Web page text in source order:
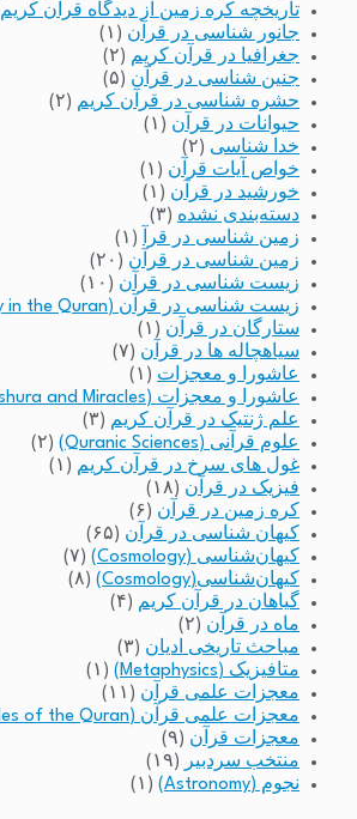
تاریخچه کره زمین از دیدگاه قرآن کریم
جانور شناسی در قرآن (۱)
جغرافیا در قرآن کریم (۲)
جنین شناسی در قرآن (۵)
حشره شناسی در قرآن کریم (۲)
حیوانات در قرآن (۱)
خدا شناسی (۲)
خواص آیات قرآن (۱)
خورشید در قرآن (۱)
دسته‌بندی نشده (۳)
زمین شناسی در قرآ
(۱)
زمین شناسی در قرآن (۲۰)
زیست شناسی در قرآن (۱۰)
زیست شناسی در قرآن (Biology in the Quran)
ستارگان در قرآن (۱)
سیاهچاله ها در قرآن (۷)
عاشورا و معجزات (۱)
عاشورا و معجزات (Ashura and Miracles)
علم ژنتیک در قرآن کریم (۳)
علوم قرآنی (Quranic Sciences)
(۲)
غول های سرخ در قرآن کریم (۱)
فیزیک در قرآن (۱۸)
کره زمین در قرآن (۶)
کیهان شناسی در قرآن (۶۵)
کیهان‌شناسی (Cosmology)
(۷)
کیهان‌شناسی(Cosmology)
(۸)
گیاهان در قرآن کریم (۴)
ماه در قرآن (۲)
مباحث تاریخی ادیان (۳)
متافیزیک (Metaphysics)
(۱)
معجزات علمی قرآن (۱۱)
معجزات علمی قرآن (Scientific Miracles of the Quran)
معجزات قرآن (۹)
منتخب سردبیر
(۱۹)
نجوم (Astronomy)
(۱)